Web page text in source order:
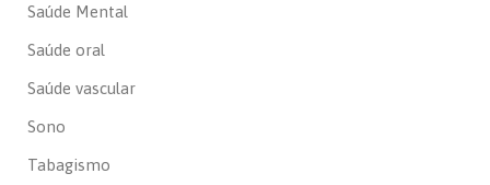
Saúde Mental
Saúde oral
Saúde vascular
Sono
Tabagismo